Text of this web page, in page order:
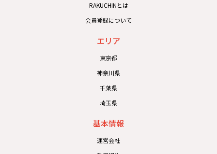
RAKUCHINとは
会員登録について
エリア
東京都
神奈川県
千葉県
埼玉県
基本情報
運営会社